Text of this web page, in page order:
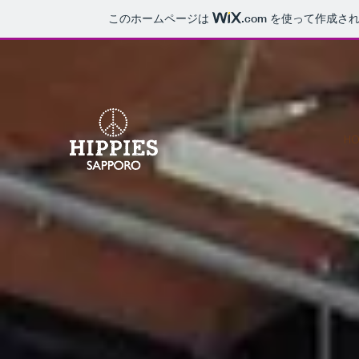
このホームページは .com を使って作成さ